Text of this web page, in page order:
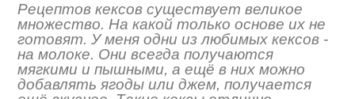
Рецептов кексов существует великое
множество. На какой только основе их не
готовят. У меня одни из любимых кексов -
на молоке. Они всегда получаются
мягкими и пышными, а ещё в них можно
добавлять ягоды или джем, получается